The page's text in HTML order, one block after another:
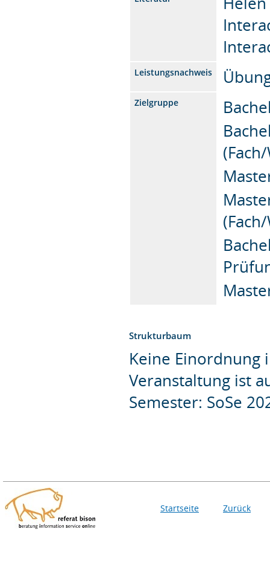
Leistungsnachweis
Zielgruppe
Strukturbaum
Keine Einordnung
Veranstaltung ist
Semester: SoSe
Startseite Zurück